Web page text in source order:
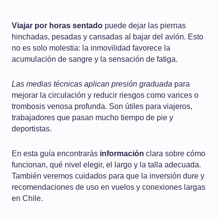
Viajar por horas sentado puede dejar las piernas
hinchadas, pesadas y cansadas al bajar del avión. Esto
no es solo molestia: la inmovilidad favorece la
acumulación de sangre y la sensación de fatiga.
Las medias técnicas aplican presión graduada para
mejorar la circulación y reducir riesgos como varices o
trombosis venosa profunda. Son útiles para viajeros,
trabajadores que pasan mucho tiempo de pie y
deportistas.
En esta guía encontrarás información clara sobre cómo
funcionan, qué nivel elegir, el largo y la talla adecuada.
También veremos cuidados para que la inversión dure y
recomendaciones de uso en vuelos y conexiones largas
en Chile.